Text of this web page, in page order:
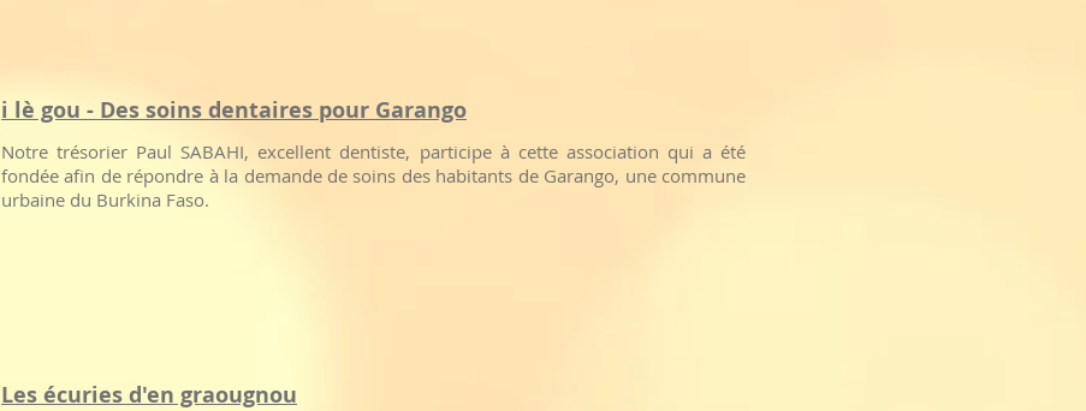
i lè gou - Des soins dentaires pour Garango
Notre trésorier Paul SABAHI, excellent dentiste, participe à cette association qui a été
fondée afin de répondre à la demande de soins des habitants de Garango, une commune
urbaine du Burkina Faso.
Les écuries d'en graougnou